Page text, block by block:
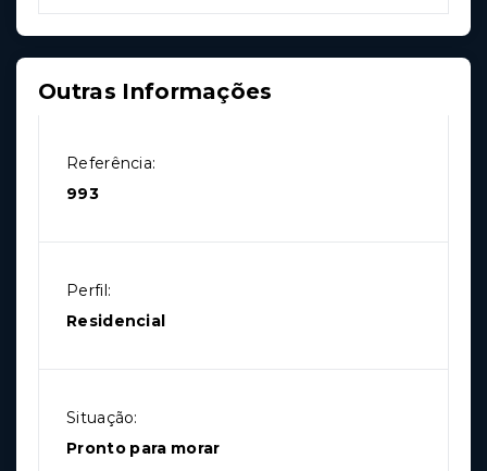
Outras Informações
Referência:
993
Perfil:
Residencial
Situação:
Pronto para morar